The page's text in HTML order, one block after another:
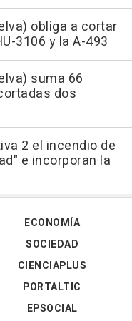
obliga a cortar
3106 y la A-493
suma 66
dos
2 el incendio de
e incorporan la
ECONOMÍA
SOCIEDAD
CIENCIAPLUS
PORTALTIC
EPSOCIAL